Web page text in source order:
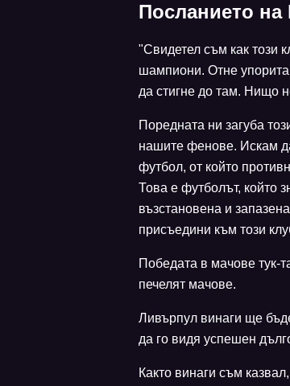
Посланието
"Свидетел съм как този
шампиони. Отне упорита
да стигне до там. Нищо
Поредната ни загуба
нашите фенове. Искам
футбол, от който
Това е футболът, който
възстановена и
присъедини към този
Победата в мачове тук-
печелят мачове.
Ливърпул винаги ще
да го видя успешен
Както винаги съм